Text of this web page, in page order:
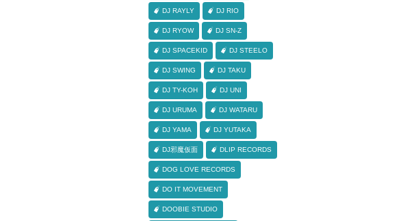
DJ RAYLY DJ RIO
DJ RYOW DJ SN-Z
DJ SPACEKID DJ STEELO
DJ SWING DJ TAKU
DJ TY-KOH DJ UNI
DJ URUMA DJ WATARU
DJ YAMA DJ YUTAKA
DJ邪魔仮面 DLIP RECORDS
DOG LOVE RECORDS
DO IT MOVEMENT
DOOBIE STUDIO